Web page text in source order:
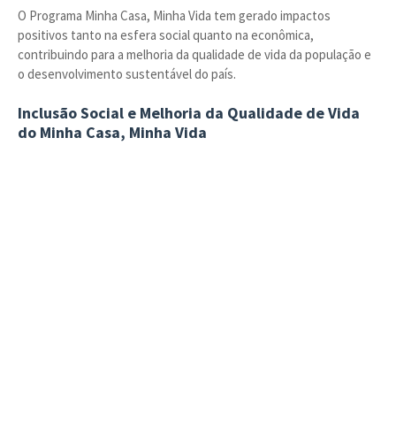
O Programa Minha Casa, Minha Vida tem gerado impactos
positivos tanto na esfera social quanto na econômica,
contribuindo para a melhoria da qualidade de vida da população e
o desenvolvimento sustentável do país.
Inclusão Social e Melhoria da Qualidade de Vida
do Minha Casa, Minha Vida